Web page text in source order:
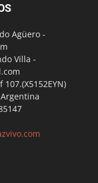
Agüero -
Villa -